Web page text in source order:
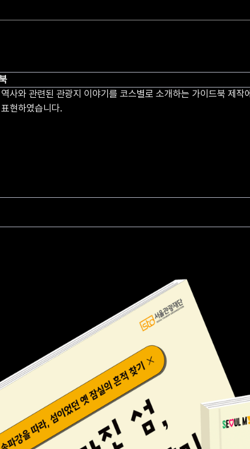
사와 관련된 관광지 이야기를 코스별로 소개하는 가이드북 제
현하였습니다.